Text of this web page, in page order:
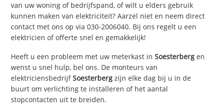
van uw woning of bedrijfspand, of wilt u elders gebruik
kunnen maken van elektriciteit? Aarzel niet en neem direct
contact met ons op via 030-2006040. Bij ons regelt u een
elektricien of offerte snel en gemakkelijk!
Heeft u een probleem met uw meterkast inSoesterberg en
wenst u snel hulp, bel ons. De monteurs van
elektriciensbedrijfSoesterberg zijn elke dag bij u in de
buurt om verlichting te installeren of het aantal
stopcontacten uit te breiden.